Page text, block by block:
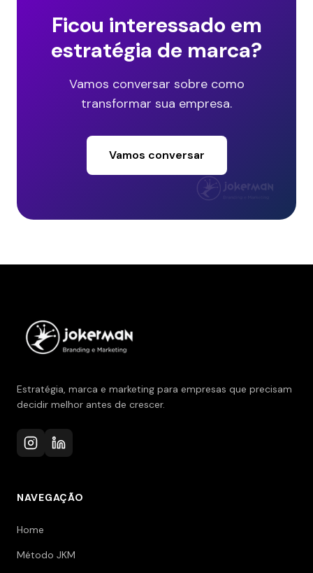
Ficou interessado em
estratégia de marca?
Vamos conversar sobre como
transformar sua empresa.
Vamos conversar
Estratégia, marca e marketing para empresas que precisam
decidir melhor antes de crescer.
NAVEGAÇÃO
Home
Método JKM